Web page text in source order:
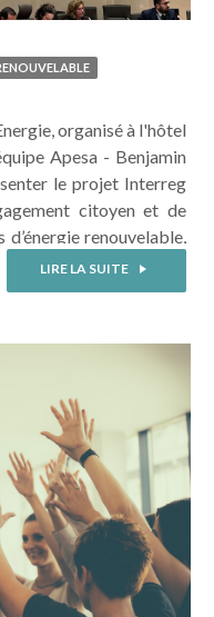
organisé à l'hôtel
Apesa - Benjamin
le projet Interreg
citoyen et de
renouvelable,
Ph.D. Le projet
de proposer des
et consommation des
LIRE LA SUITE